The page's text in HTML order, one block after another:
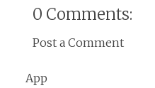
0 Comments:
Post a Comment
App